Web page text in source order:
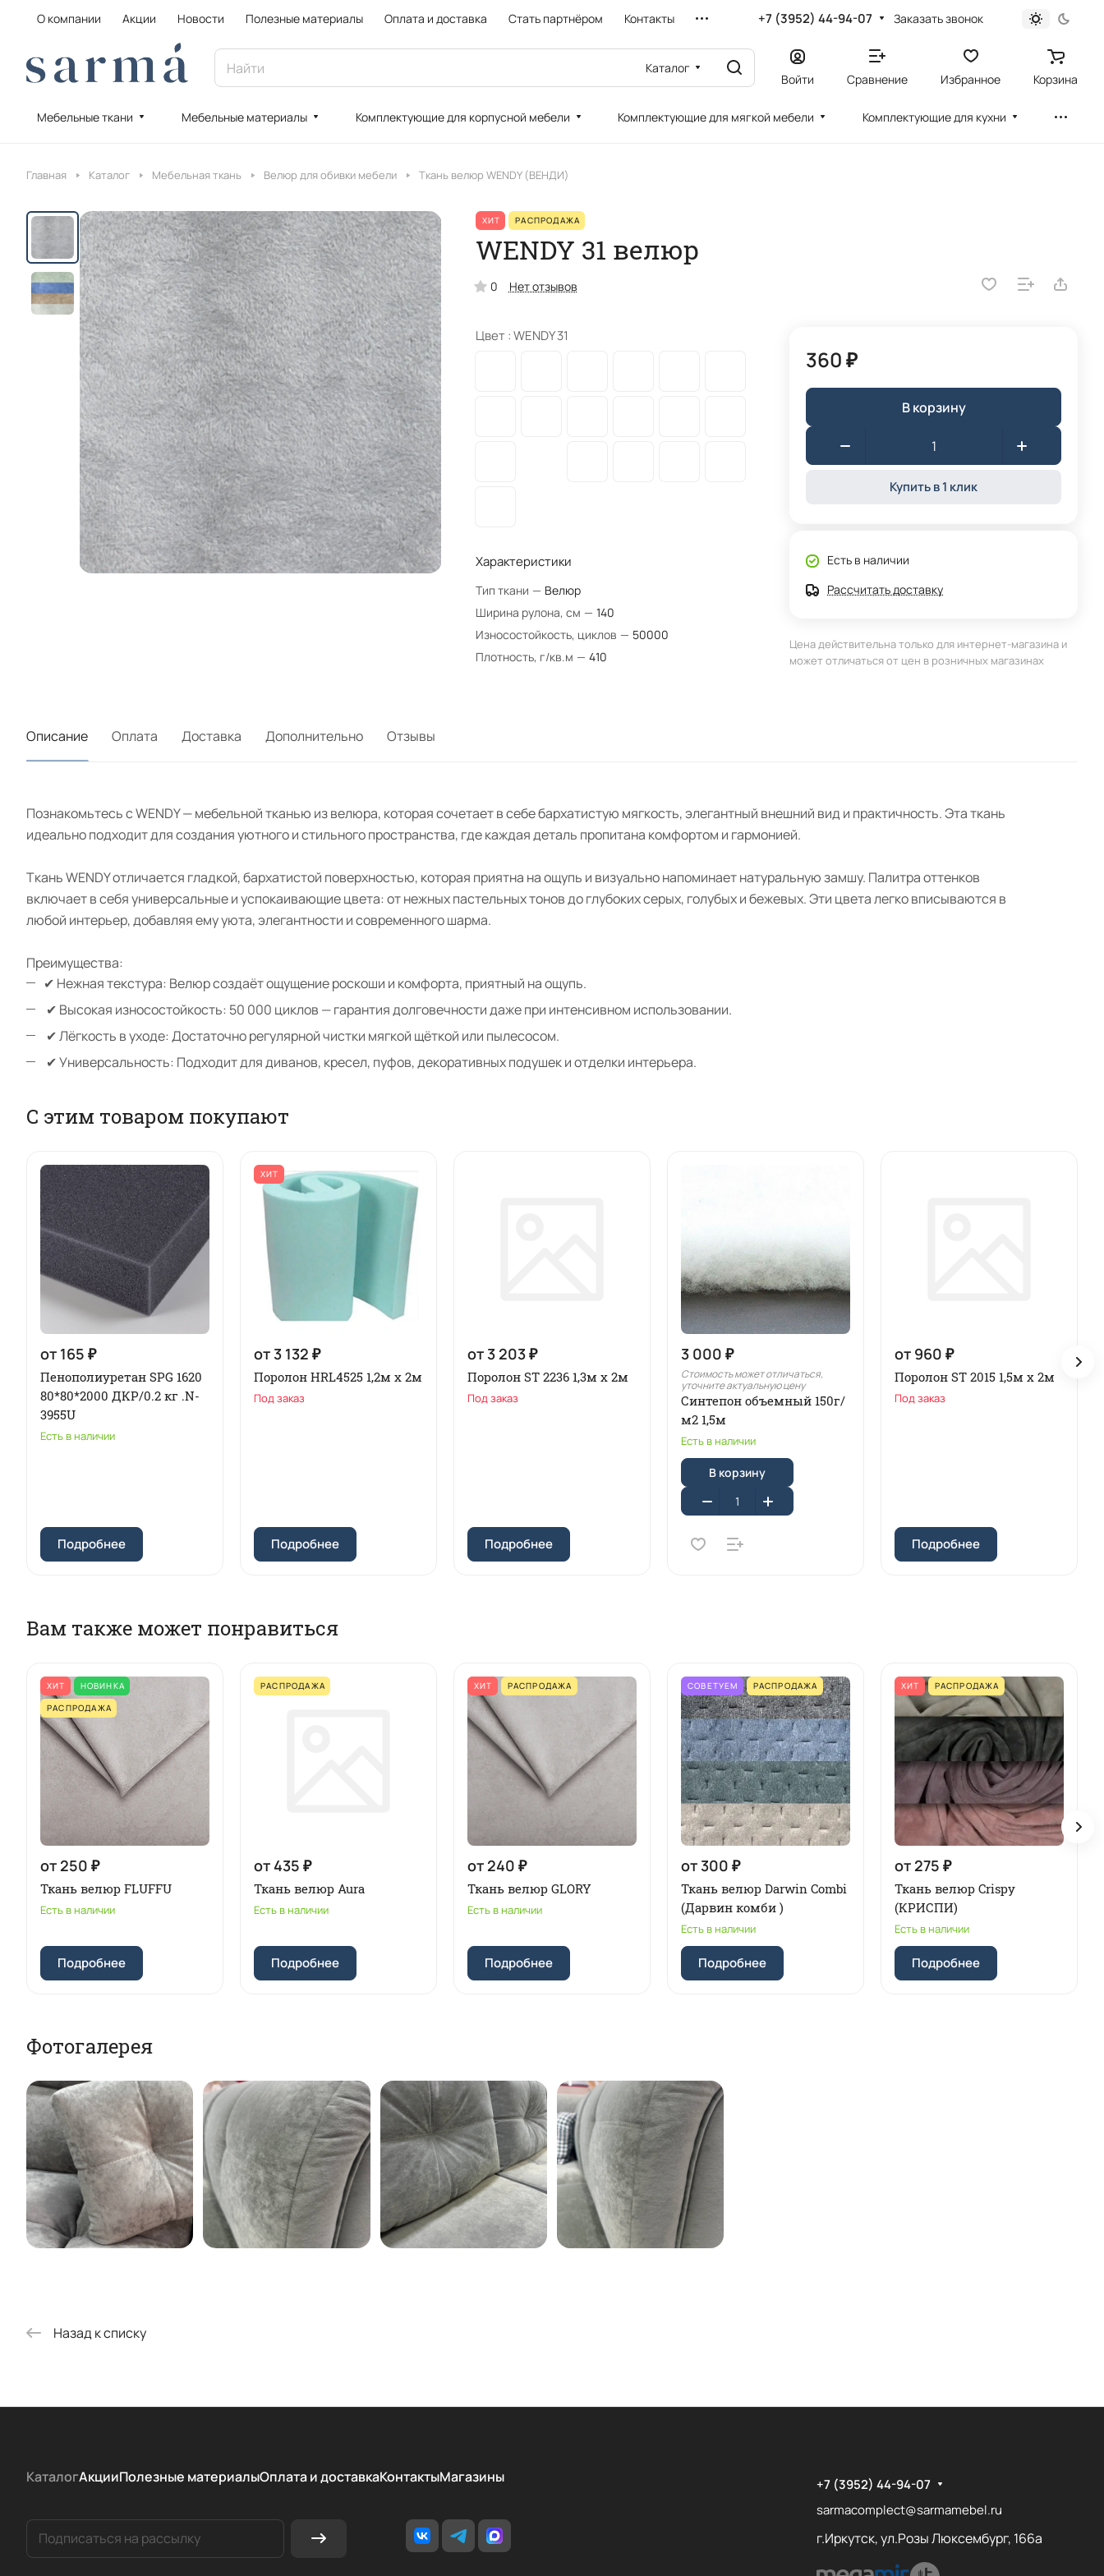
О компании Акции Новости Полезные материалы Оплата и доставка Стать партнёром Контакты +7 (3952) 44-94-07 Заказать звонок
Каталог
Войти Сравнение Избранное Корзина
Мебельные ткани Мебельные материалы Комплектующие для корпусной мебели Комплектующие для мягкой мебели Комплектующие для кухни
Главная Каталог Мебельная ткань Велюр для обивки мебели Ткань велюр WENDY (ВЕНДИ)
ХИТ РАСПРОДАЖА
WENDY 31 велюр
0 Нет отзывов
Цвет :WENDY 31
Характеристики
Тип ткани — Велюр
Ширина рулона, см — 140
Износостойкость, циклов — 50000
Плотность, г/кв.м — 410
360 ₽
В корзину
Купить в 1 клик
Есть в наличии
Рассчитать доставку
Цена действительна только для интернет-магазина и
может отличаться от цен в розничных магазинах
Описание Оплата Доставка Дополнительно Отзывы
Познакомьтесь с WENDY — мебельной тканью из велюра, которая сочетает в себе бархатистую мягкость, элегантный внешний вид и практичность. Эта ткань
идеально подходит для создания уютного и стильного пространства, где каждая деталь пропитана комфортом и гармонией.
Ткань WENDY отличается гладкой, бархатистой поверхностью, которая приятна на ощупь и визуально напоминает натуральную замшу. Палитра оттенков
включает в себя универсальные и успокаивающие цвета: от нежных пастельных тонов до глубоких серых, голубых и бежевых. Эти цвета легко вписываются в
любой интерьер, добавляя ему уюта, элегантности и современного шарма.
Преимущества:
✔ Нежная текстура: Велюр создаёт ощущение роскоши и комфорта, приятный на ощупь.
✔ Высокая износостойкость: 50 000 циклов — гарантия долговечности даже при интенсивном использовании.
✔ Лёгкость в уходе: Достаточно регулярной чистки мягкой щёткой или пылесосом.
✔ Универсальность: Подходит для диванов, кресел, пуфов, декоративных подушек и отделки интерьера.
С этим товаром покупают
от 165 ₽
Пенополиуретан SPG 1620
80*80*2000 ДКР/0.2 кг .N-
3955U
Есть в наличии
Подробнее
ХИТ
от 3 132 ₽
Поролон HRL4525 1,2м x 2м
Под заказ
Подробнее
от 3 203 ₽
Поролон ST 2236 1,3м х 2м
Под заказ
Подробнее
3 000 ₽
Стоимость может отличаться,
уточните актуальную цену
Синтепон объемный 150г/
м2 1,5м
Есть в наличии
В корзину
от 960 ₽
Поролон ST 2015 1,5м х 2м
Под заказ
Подробнее
Вам также может понравиться
ХИТ
НОВИНКА
РАСПРОДАЖА
от 250 ₽
Ткань велюр FLUFFU
Есть в наличии
Подробнее
РАСПРОДАЖА
от 435 ₽
Ткань велюр Aura
Есть в наличии
Подробнее
ХИТ РАСПРОДАЖА
от 240 ₽
Ткань велюр GLORY
Есть в наличии
Подробнее
СОВЕТУЕМ РАСПРОДАЖА
от 300 ₽
Ткань велюр Darwin Combi
(Дарвин комби )
Есть в наличии
Подробнее
ХИТ РАСПРОДАЖА
от 275 ₽
Ткань велюр Crispy
(КРИСПИ)
Есть в наличии
Подробнее
Фотогалерея
Назад к списку
КаталогАкцииПолезные материалыОплата и доставкаКонтактыМагазины
+7 (3952) 44-94-07
sarmacomplect@sarmamebel.ru
г.Иркутск, ул.Розы Люксембург, 166а